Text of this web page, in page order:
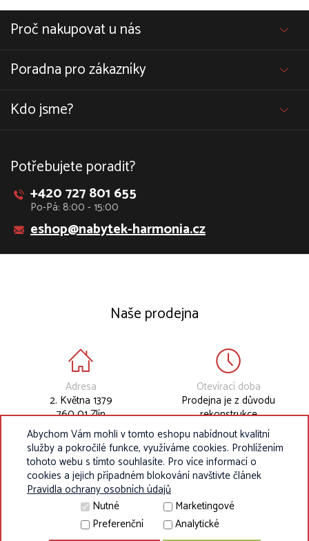
Proč nakupovat u nás
Poradna pro zákazníky
Kdo jsme?
Potřebujete poradit?
+420 727 801 655
Po-Pá: 8:00 - 15:00
eshop@nabytek-harmonia.cz
Naše prodejna
Adresa
2. Května 1379
760 01 Zlín
Otevírací doba
Prodejna je z důvodu
rekonstrukce
dočasně uzavřena.
Abychom Vám mohli v tomto eshopu nabídnout kvalitní
služby a pokročilé funkce, využíváme cookies. Prohlížením
tohoto webu s tímto souhlasíte. Pro více informací o
cookies a jejich případném blokování navštivte článek
Pravidla ochrany osobních údajů
Nutné
Marketingové
Preferenční
Analytické